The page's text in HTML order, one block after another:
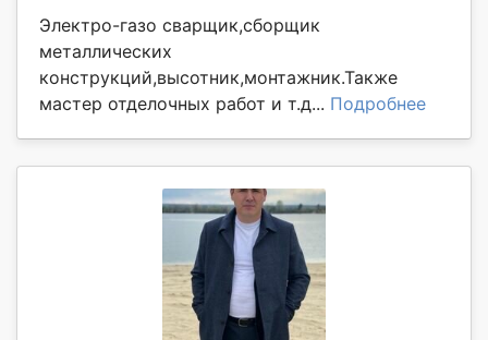
Электро-газо сварщик,сборщик
металлических
конструкций,высотник,монтажник.Также
мастер отделочных работ и т.д... Подробнее